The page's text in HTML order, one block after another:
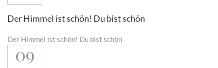
Der Himmel ist schön! Du bist schön
Der Himmel ist schön! Du bist schön
09